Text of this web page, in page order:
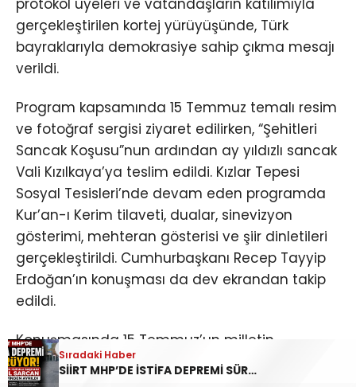
gerçekleştirilen kortej yürüyüşünde, Türk
bayraklarıyla demokrasiye sahip çıkma mesajı
verildi.
Program kapsamında 15 Temmuz temalı resim
ve fotoğraf sergisi ziyaret edilirken, “Şehitleri
Sancak Koşusu”nun ardından ay yıldızlı sancak
Vali Kızılkaya’ya teslim edildi. Kızlar Tepesi
Sosyal Tesisleri’nde devam eden programda
Kur’an-ı Kerim tilaveti, dualar, sinevizyon
gösterimi, mehteran gösterisi ve şiir dinletileri
gerçekleştirildi. Cumhurbaşkanı Recep Tayyip
Erdoğan’ın konuşması da dev ekrandan takip
edildi.
Konuşmasında 15 Temmuz’un milletin
iradesine ve demokrasiye sahip çıktığı tarihi bir
dönüm noktası olduğunu vurgulayan Vali
Sıradaki Haber
SİİRT MHP’DE İSTİFA DEPREMİ SÜRÜYOR: İL DİSİPLİN KURULU BAŞKANI HALİL SARCAN GÖREVİNDEN AYRILDI